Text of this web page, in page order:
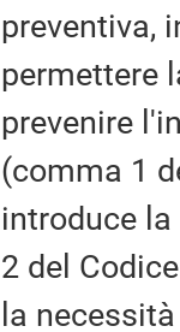
preventiva,
permettere
prevenire
(comma 1
introduce
2 del
la